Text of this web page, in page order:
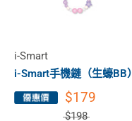
i-Smart
i-Smart手機鏈（生蠔BB）
$179
$198